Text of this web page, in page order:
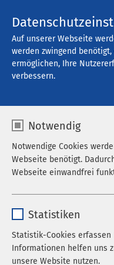
Karrierestart bei AMEOS
Auf unserer Webseite
werden zwingend
ermöglichen, Ihre
verbessern.
Notwendig
Notwendige Cookies
Webseite benötigt.
Webseite einwandfrei
Laufzeit 278 Tage
Statistiken
Statistik-Cookies
Informationen helfen uns
unsere Website nutzen.